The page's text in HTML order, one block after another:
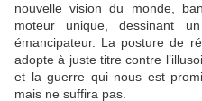
nouvelle vision du monde,
moteur unique, dessinant
émancipateur. La posture de
adopte à juste titre contre
et la guerre qui nous est
mais ne suffira pas.